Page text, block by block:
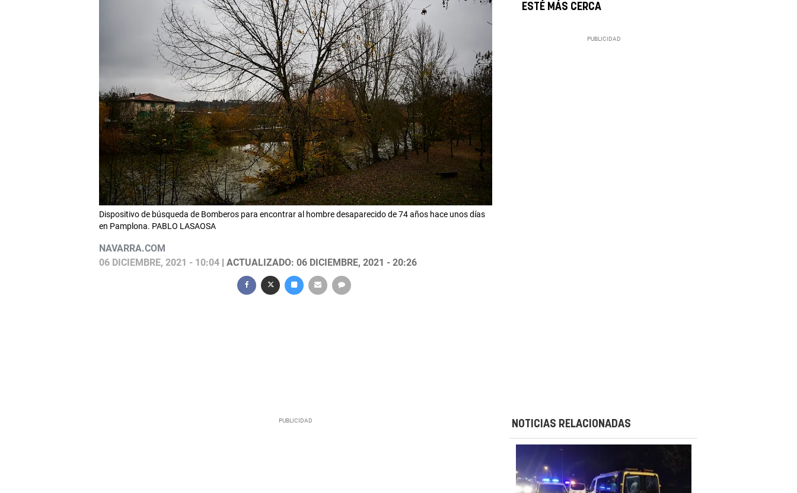
Dispositivo de búsqueda de Bomberos para encontrar al hombre desaparecido de 74 años hace unos días
en Pamplona. PABLO LASAOSA
NAVARRA.COM
06 DICIEMBRE, 2021 - 10:04| ACTUALIZADO: 06 DICIEMBRE, 2021 - 20:26
ESTÉ MÁS CERCA
NOTICIAS RELACIONADAS